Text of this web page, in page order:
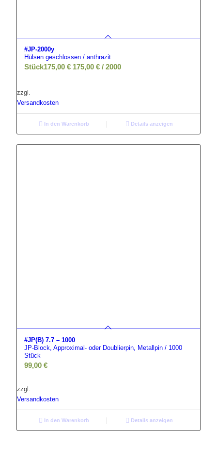
#JP-2000y
Hülsen geschlossen / anthrazit
175,00 € 175,00 €/ 2000
Stück
zzgl.
Versandkosten
In den Warenkorb Details anzeigen
#JP(B) 7.7 – 1000
JP-Block, Approximal- oder Doublierpin, Metallpin / 1000
Stück
99,00 €
zzgl.
Versandkosten
In den Warenkorb Details anzeigen